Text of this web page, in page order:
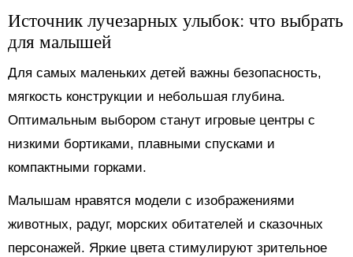
Источник лучезарных улыбок: что выбрать
для малышей
Для самых маленьких детей важны безопасность,
мягкость конструкции и небольшая глубина.
Оптимальным выбором станут игровые центры с
низкими бортиками, плавными спусками и
компактными горками.
Малышам нравятся модели с изображениями
животных, радуг, морских обитателей и сказочных
персонажей. Яркие цвета стимулируют зрительное